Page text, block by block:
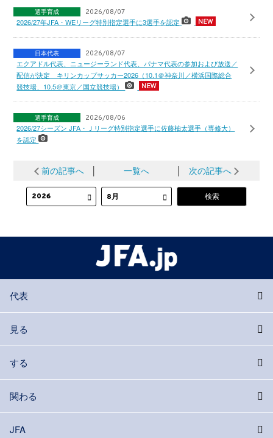
選手育成 2026/08/07
2026/27年JFA・WEリーグ特別指定選手に3選手を認定
日本代表 2026/08/07
エクアドル代表、ニュージーランド代表、パナマ代表の参加および放送／
配信が決定 キリンカップサッカー2026（10.1＠神奈川／横浜国際総合
競技場、10.5＠東京／国立競技場）
選手育成 2026/08/06
2026/27シーズン JFA・Ｊリーグ特別指定選手に佐藤柚太選手（専修大）
を認定
前の記事へ 一覧へ 次の記事へ
代表
見る
する
関わる
JFA